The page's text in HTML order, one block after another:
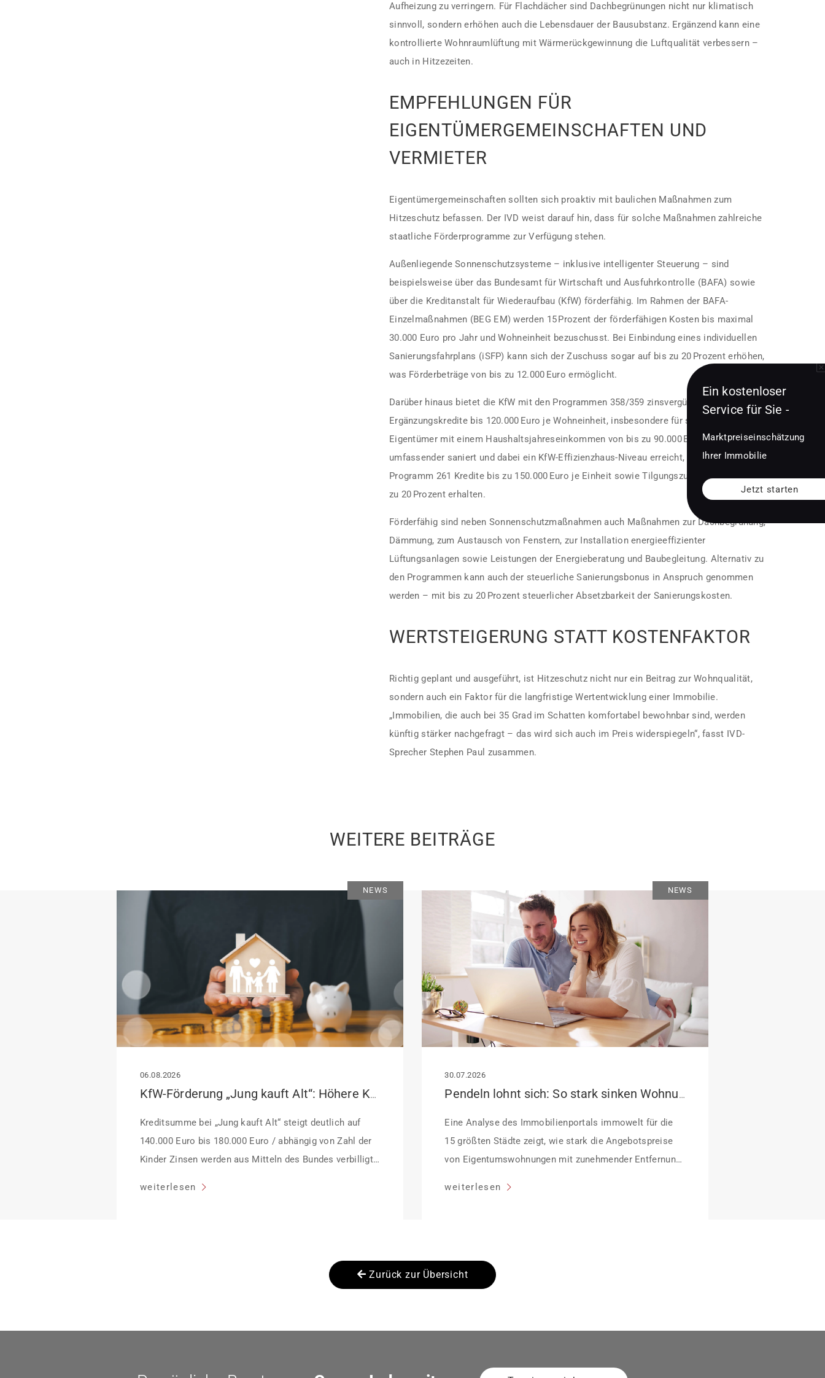
Aufheizung zu verringern. Für Flachdächer sind Dachbegrünungen nicht nur klimatisch
sinnvoll, sondern erhöhen auch die Lebensdauer der Bausubstanz. Ergänzend kann eine
kontrollierte Wohnraumlüftung mit Wärmerückgewinnung die Luftqualität verbessern –
auch in Hitzezeiten.
EMPFEHLUNGEN FÜR
EIGENTÜMERGEMEINSCHAFTEN UND
VERMIETER
Eigentümergemeinschaften sollten sich proaktiv mit baulichen Maßnahmen zum
Hitzeschutz befassen. Der IVD weist darauf hin, dass für solche Maßnahmen zahlreiche
staatliche Förderprogramme zur Verfügung stehen.
Außenliegende Sonnenschutzsysteme – inklusive intelligenter Steuerung – sind
beispielsweise über das Bundesamt für Wirtschaft und Ausfuhrkontrolle (BAFA) sowie
über die Kreditanstalt für Wiederaufbau (KfW) förderfähig. Im Rahmen der BAFA-
Einzelmaßnahmen (BEG EM) werden 15 Prozent der förderfähigen Kosten bis maximal
30.000 Euro pro Jahr und Wohneinheit bezuschusst. Bei Einbindung eines individuellen
Sanierungsfahrplans (iSFP) kann sich der Zuschuss sogar auf bis zu 20 Prozent erhöhen,
was Förderbeträge von bis zu 12.000 Euro ermöglicht.
Darüber hinaus bietet die KfW mit den Programmen 358/359 zinsvergünstigte
Ergänzungskredite bis 120.000 Euro je Wohneinheit, insbesondere für selbstnutzende
Eigentümer mit einem Haushaltsjahreseinkommen von bis zu 90.000 Euro. Wer
umfassender saniert und dabei ein KfW-Effizienzhaus-Niveau erreicht, kann über das
Programm 261 Kredite bis zu 150.000 Euro je Einheit sowie Tilgungszuschüsse von bis
zu 20 Prozent erhalten.
Förderfähig sind neben Sonnenschutzmaßnahmen auch Maßnahmen zur Dachbegrünung,
Dämmung, zum Austausch von Fenstern, zur Installation energieeffizienter
Lüftungsanlagen sowie Leistungen der Energieberatung und Baubegleitung. Alternativ zu
den Programmen kann auch der steuerliche Sanierungsbonus in Anspruch genommen
werden – mit bis zu 20 Prozent steuerlicher Absetzbarkeit der Sanierungskosten.
WERTSTEIGERUNG STATT KOSTENFAKTOR
Richtig geplant und ausgeführt, ist Hitzeschutz nicht nur ein Beitrag zur Wohnqualität,
sondern auch ein Faktor für die langfristige Wertentwicklung einer Immobilie.
„Immobilien, die auch bei 35 Grad im Schatten komfortabel bewohnbar sind, werden
künftig stärker nachgefragt – das wird sich auch im Preis widerspiegeln“, fasst IVD-
Sprecher Stephen Paul zusammen.
WEITERE BEITRÄGE
NEWS
06.08.2026
KfW-Förderung „Jung kauft Alt“: Höhere Kredite ab August 2026
Kreditsumme bei „Jung kauft Alt“ steigt deutlich auf
140.000 Euro bis 180.000 Euro / abhängig von Zahl der
Kinder Zinsen werden aus Mitteln des Bundes verbilligt:
weiterlesen
NEWS
30.07.2026
Pendeln lohnt sich: So stark sinken Wohnungspreise im Umland
Eine Analyse des Immobilienportals immowelt für die
15 größten Städte zeigt, wie stark die Angebotspreise
von Eigentumswohnungen mit zunehmender Entfernung
weiterlesen
Zurück zur Übersicht
Ein kostenloser
Service für Sie -
Marktpreiseinschätzung
Ihrer Immobilie
Jetzt starten